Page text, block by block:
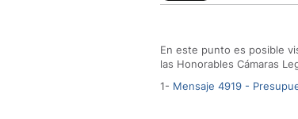
En este punto es posible
las Honorables Cámaras
1- Mensaje 4919 -